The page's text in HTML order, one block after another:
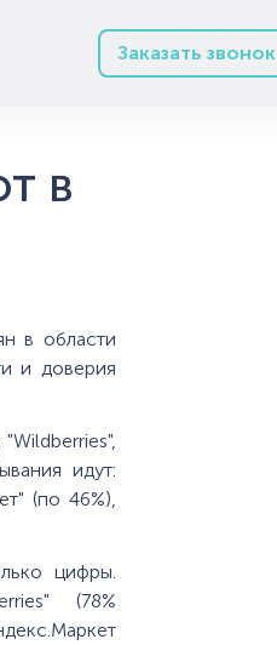
Заказать звонок
в
в области
и доверия
идут:
(по 46%),
цифры.
(78%